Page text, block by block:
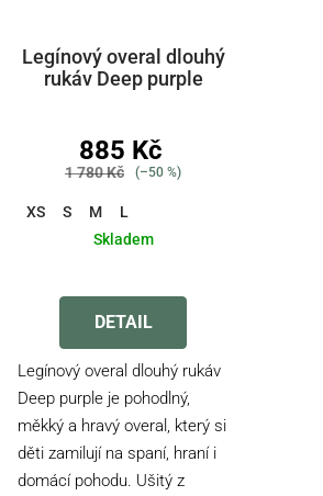
Legínový overal dlouhý
rukáv Deep purple
885 Kč
1 780 Kč (–50 %)
XS S M
L
Skladem
DETAIL
Legínový overal dlouhý rukáv
Deep purple je pohodlný,
měkký a hravý overal, který si
děti zamilují na spaní, hraní i
domácí pohodu. Ušitý z